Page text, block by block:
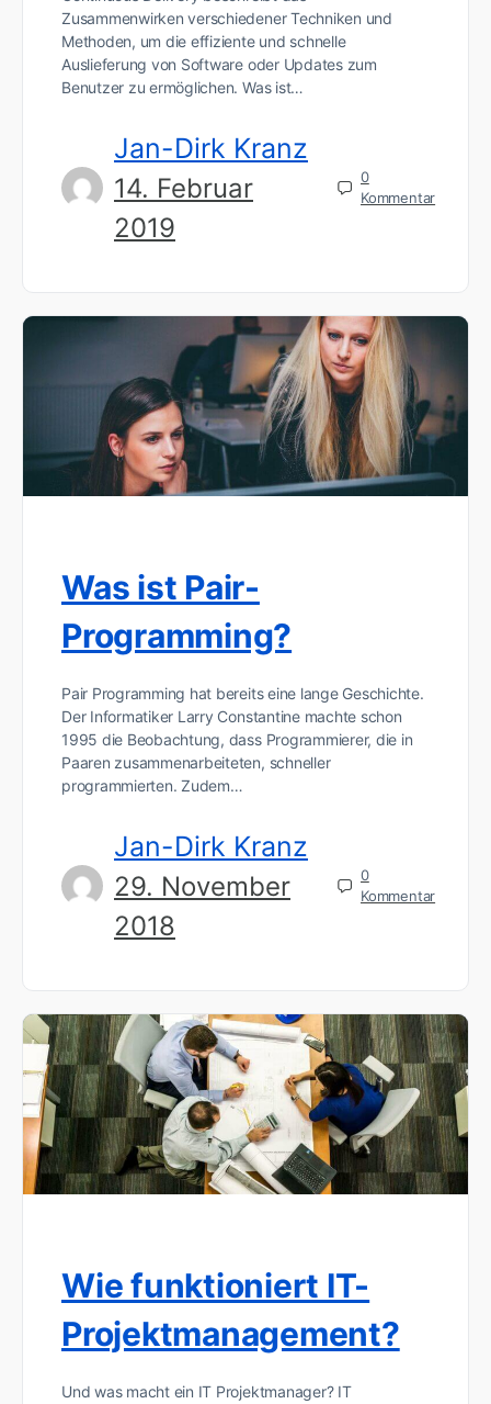
Zusammenwirken verschiedener Techniken und
Methoden, um die effiziente und schnelle
Auslieferung von Software oder Updates zum
Benutzer zu ermöglichen. Was ist…
Jan-Dirk Kranz
14. Februar
2019
0
Kommentar
Was ist Pair-
Programming?
Pair Programming hat bereits eine lange Geschichte.
Der Informatiker Larry Constantine machte schon
1995 die Beobachtung, dass Programmierer, die in
Paaren zusammenarbeiteten, schneller
programmierten. Zudem…
Jan-Dirk Kranz
29. November
2018
0
Kommentar
Wie funktioniert IT-
Projektmanagement?
Und was macht ein IT Projektmanager? IT